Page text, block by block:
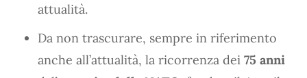
attualità.
Da non trascurare, sempre in riferimento
anche all’attualità, la ricorrenza dei 75 anni